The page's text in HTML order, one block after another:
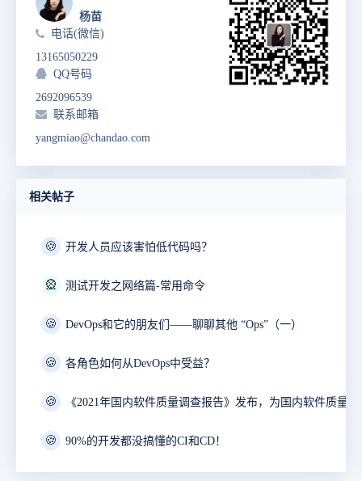
杨苗
电话(微信)
13165050229
QQ号码
2692096539
联系邮箱
yangmiao@chandao.com
相关帖子
🍪 开发人员应该害怕低代码吗？
🎡 测试开发之网络篇-常用命令
🍪 DevOps和它的朋友们——聊聊其他 “Ops”（一）
🍪 各角色如何从DevOps中受益？
🍪 《2021年国内软件质量调查报告》发布，为国内软件质量呐
🍪 90%的开发都没搞懂的CI和CD！